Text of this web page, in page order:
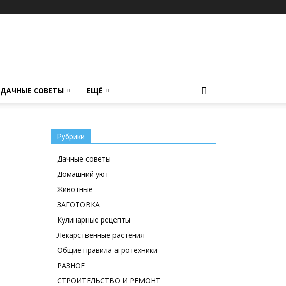
ДАЧНЫЕ СОВЕТЫ ЕЩЁ
Рубрики
Дачные советы
Домашний уют
Животные
ЗАГОТОВКА
Кулинарные рецепты
Лекарственные растения
Общие правила агротехники
РАЗНОЕ
СТРОИТЕЛЬСТВО И РЕМОНТ